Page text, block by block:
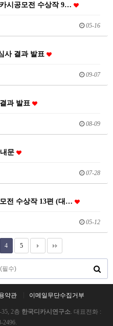
시공모전 수상작 9…
05-16
사 결과 발표
09-07
과 발표
08-09
문
07-28
전 수상작 13편 (대…
05-12
4 5
약관 이메일무단수집거부
2층 한국디카시연구소. 대표전화 :
2496.